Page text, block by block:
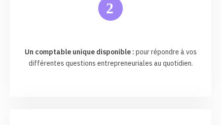
2
Un comptable unique disponible : pour répondre à vos
différentes questions entrepreneuriales au quotidien.